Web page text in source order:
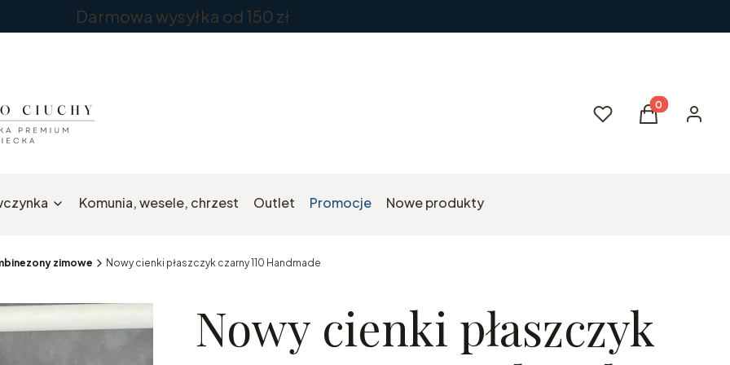
Darmowa wysyłka od 150 zł
UlubioneProdukty w
Koszyk
Komunia, wesele, chrzest Outlet Promocje Nowe produkty
zimowe Nowy cienki płaszczyk czarny 110 Handmade
Nowy cienki płaszczyk